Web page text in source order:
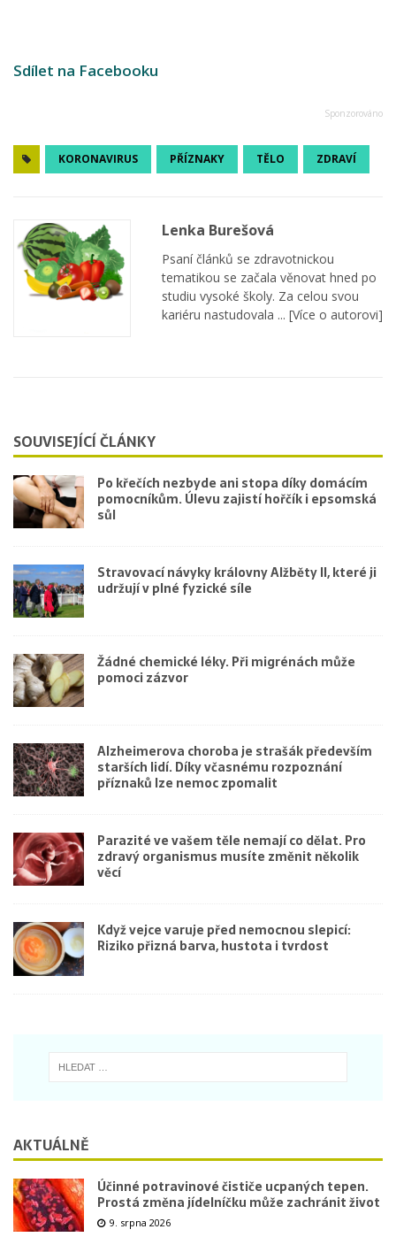
Sdílet na Facebooku
KORONAVIRUS PŘÍZNAKY TĚLO ZDRAVÍ
Lenka Burešová
Psaní článků se zdravotnickou
tematikou se začala věnovat hned po
studiu vysoké školy. Za celou svou
kariéru nastudovala ... [Více o autorovi]
SOUVISEJÍCÍ ČLÁNKY
Po křečích nezbyde ani stopa díky domácím
pomocníkům. Úlevu zajistí hořčík i epsomská
sůl
Stravovací návyky královny Alžběty II, které ji
udržují v plné fyzické síle
Žádné chemické léky. Při migrénách může
pomoci zázvor
Alzheimerova choroba je strašák především
starších lidí. Díky včasnému rozpoznání
příznaků lze nemoc zpomalit
Parazité ve vašem těle nemají co dělat. Pro
zdravý organismus musíte změnit několik
věcí
Když vejce varuje před nemocnou slepicí:
Riziko přizná barva, hustota i tvrdost
AKTUÁLNĚ
Účinné potravinové čističe ucpaných tepen.
Prostá změna jídelníčku může zachránit život
9. srpna 2026